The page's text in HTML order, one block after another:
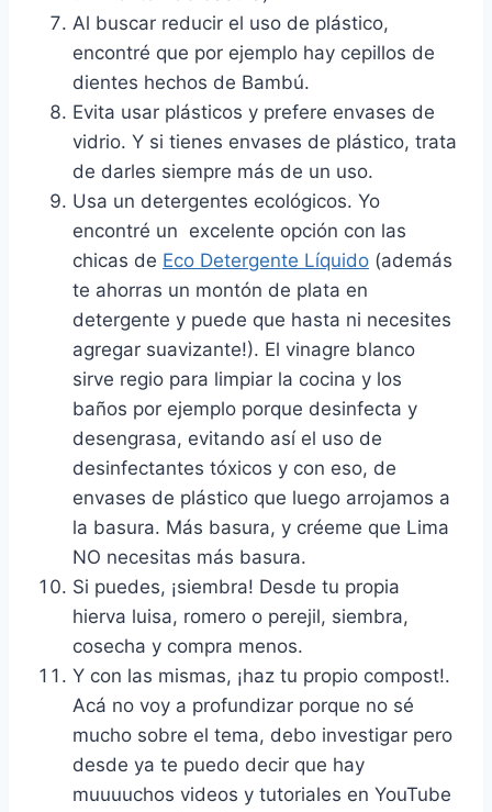
Al buscar reducir el uso de plástico,
encontré que por ejemplo hay cepillos de
dientes hechos de Bambú.
Evita usar plásticos y prefere envases de
vidrio. Y si tienes envases de plástico, trata
de darles siempre más de un uso.
Usa un detergentes ecológicos. Yo
encontré un excelente opción con las
chicas de Eco Detergente Líquido (además
te ahorras un montón de plata en
detergente y puede que hasta ni necesites
agregar suavizante!). El vinagre blanco
sirve regio para limpiar la cocina y los
baños por ejemplo porque desinfecta y
desengrasa, evitando así el uso de
desinfectantes tóxicos y con eso, de
envases de plástico que luego arrojamos a
la basura. Más basura, y créeme que Lima
NO necesitas más basura.
Si puedes, ¡siembra! Desde tu propia
hierva luisa, romero o perejil, siembra,
cosecha y compra menos.
Y con las mismas, ¡haz tu propio compost!.
Acá no voy a profundizar porque no sé
mucho sobre el tema, debo investigar pero
desde ya te puedo decir que hay
muuuuchos videos y tutoriales en YouTube